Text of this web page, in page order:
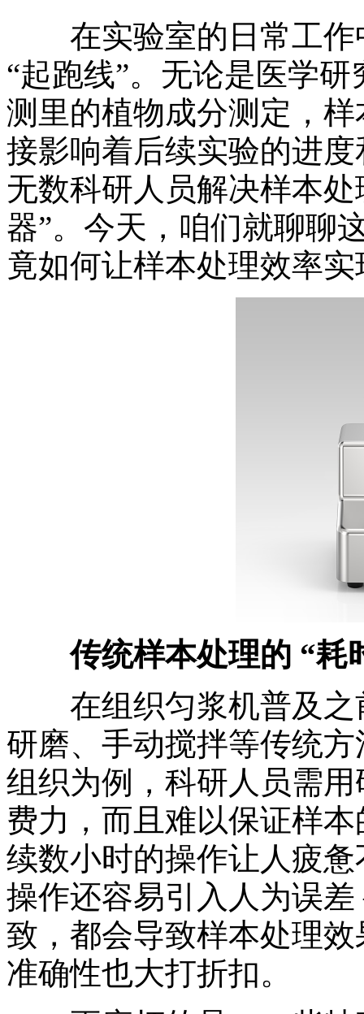
在实验室的日常工作
“起跑线”。无论是医学
测里的植物成分测定，
接影响着后续实验的进
无数科研人员解决样本
器”。今天，咱们就聊聊
竟如何让样本处理效率
传统样本处理的 “耗
在组织匀浆机普及之
研磨、手动搅拌等传统
组织为例，科研人员需
费力，而且难以保证样
续数小时的操作让人疲
操作还容易引入人为误
致，都会导致样本处理
准确性也大打折扣。